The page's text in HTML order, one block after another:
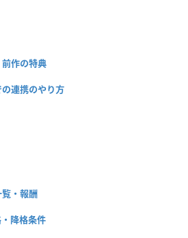
作の特典
連携のやり方
・報酬
降格条件